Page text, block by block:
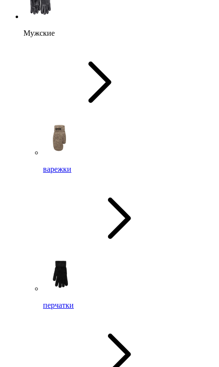
Мужские
варежки
перчатки